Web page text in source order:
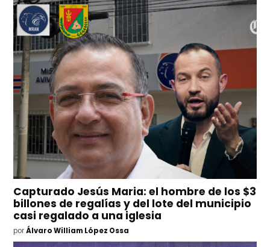
Capturado Jesús Maria: el hombre de los $3
billones de regalías y del lote del municipio
casi regalado a una iglesia
por Álvaro William López Ossa